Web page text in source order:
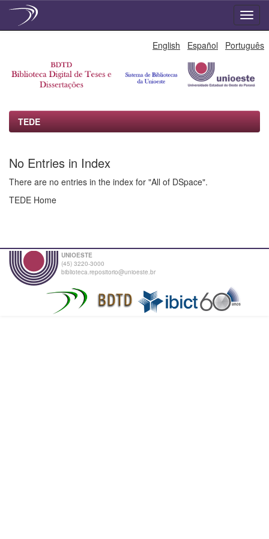
English Español Português
TEDE
No Entries in Index
There are no entries in the index for "All of DSpace".
TEDE Home
UNIOESTE
(45) 3220-3000
biblioteca.repositorio@unioeste.br